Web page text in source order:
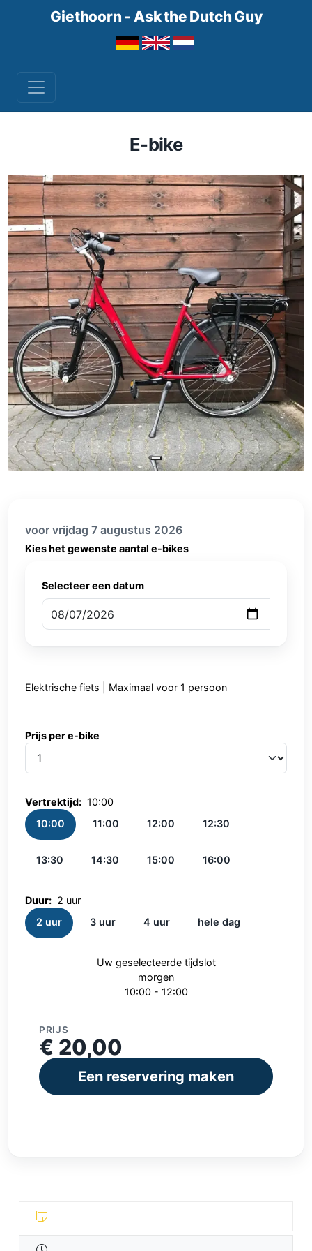
Giethoorn - Ask the Dutch Guy
E-bike
voor vrijdag 7 augustus 2026
Kies het gewenste aantal e-bikes
Selecteer een datum
Elektrische fiets | Maximaal voor 1 persoon
Prijs per e-bike
Vertrektijd: 10:00
10:00
11:00 12:00 12:30
13:30 14:30 15:00 16:00
Duur: 2 uur
2 uur
3 uur 4 uur hele dag
Uw geselecteerde tijdslot
morgen
10:00 - 12:00
PRIJS
€ 20,00
Een reservering maken